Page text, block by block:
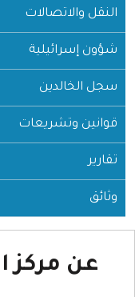
النقل والاتصالات
شؤون إسرائيلية
سجل الخالدين
قوانين وتشريعات
تقارير
وثائق
عن مركز